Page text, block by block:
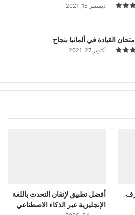
ديسمبر 15, 2021
القيادة في ألمانيا بنجاح
أكتوبر 27, 2021
أفضل تطبيق لإتقان التحدث باللغة
الإنجليزية عبر الذكاء الاصطناعي